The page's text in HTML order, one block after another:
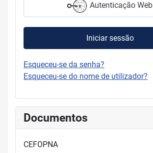
Autenticação Web
Iniciar sessão
Esqueceu-se da senha?
Esqueceu-se do nome de utilizador?
Documentos
CEFOPNA